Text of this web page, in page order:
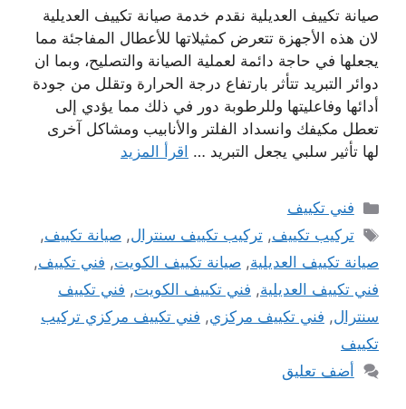
صيانة تكييف العديلية نقدم خدمة صيانة تكييف العديلية
لان هذه الأجهزة تتعرض كمثيلاتها للأعطال المفاجئة مما
يجعلها في حاجة دائمة لعملية الصيانة والتصليح، وبما ان
دوائر التبريد تتأثر بارتفاع درجة الحرارة وتقلل من جودة
أدائها وفاعليتها وللرطوبة دور في ذلك مما يؤدي إلى
تعطل مكيفك وانسداد الفلتر والأنابيب ومشاكل آخرى
لها تأثير سلبي يجعل التبريد … اقرأ المزيد
التصنيفات
فني تكييف
الوسوم
تركيب تكييف,تركيب تكييف سنترال,صيانة تكييف,
صيانة تكييف العديلية, صيانة تكييف الكويت, فني تكييف,
فني تكييف العديلية, فني تكييف الكويت, فني تكييف
سنترال, فني تكييف مركزي, فني تكييف مركزي تركيب
تكييف
أضف تعليق